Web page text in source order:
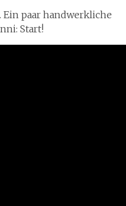
paar handwerkliche
Start!